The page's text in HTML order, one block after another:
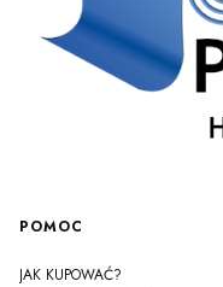
Linki w stopce
POMOC
JAK KUPOWAĆ?